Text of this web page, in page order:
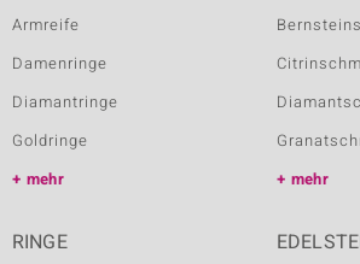
Armreife
Damenringe
Diamantringe
Goldringe
mehr
mehr
RINGE